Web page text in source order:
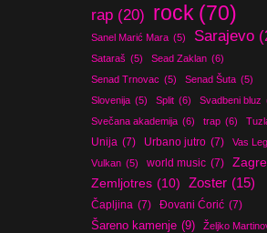
rap (20) rock (70)
Sanel Marić Mara (5) Sarajevo
Sataraš (5) Sead Zaklan (6)
Senad Trnovac (5) Senad Šuta (5)
Slovenija (5) Split (6) Svadbeni bluz
Svečana akademija (6) trap (6)
Unija (7) Urbano jutro (7) Vas
Vulkan (5) world music (7)
Zemljotres (10) Zoster (15)
Čapljina (7) Đovani Ćorić (7)
Šareno kamenje (9) Željko